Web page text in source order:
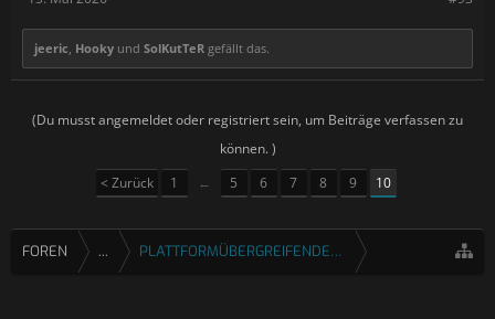
jeeric Hooky und SolKutTeR gefällt das.
(Du musst angemeldet oder registriert sein, um Beiträge verfassen zu
können. )
< Zurück
1 ← 5 6 7 8 9 10
FOREN ... PLATTFORMÜBERGREIFENDE SPIELE